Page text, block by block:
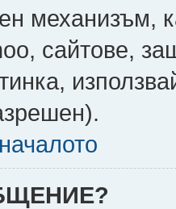
механизъм,
сайтове,